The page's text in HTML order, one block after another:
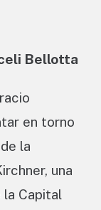
Bellotta
en torno
la
una
la Capital